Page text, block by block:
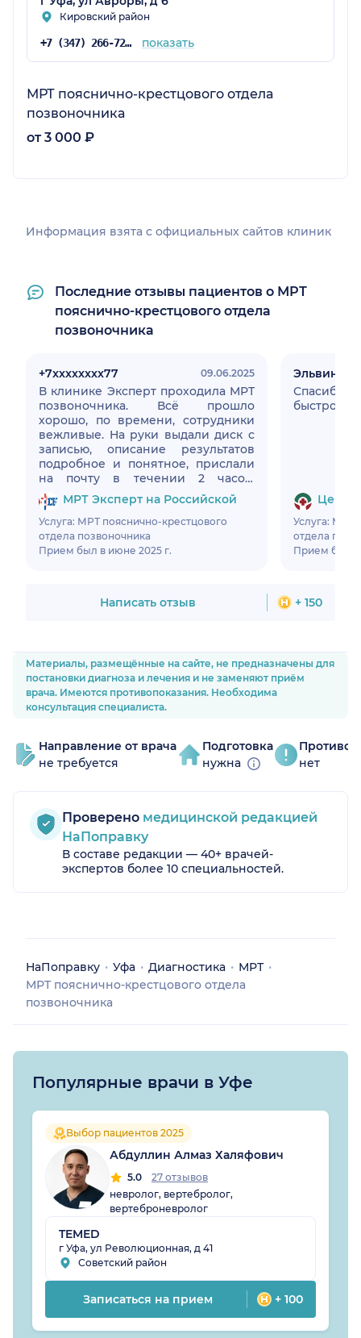
Кировский район
+7 (347) 266-72-77 показать
МРТ пояснично-крестцового отдела
позвоночника
от 3 000 ₽
Информация взята c официальных сайтов клиник
Последние отзывы пациентов о МРТ
пояснично-крестцового отдела
позвоночника
+7xxxxxxxx77 09.06.2025
В клинике Эксперт проходила МРТ
позвоночника. Всё прошло
хорошо, по времени, сотрудники
вежливые. На руки выдали диск с
записью, описание результатов
подробное и понятное, прислали
на почту в течении 2 часов.
Клинику рекомендую.
МРТ Эксперт на Российской
Услуга: МРТ пояснично-крестцового
отдела позвоночника
Прием был в июне 2025 г.
Эльвина
Спасибо
быстро и
Центр
Услуга: МРТ
отдела
Прием был в
Написать отзыв + 150
Материалы, размещённые на сайте, не предназначены для
постановки диагноза и лечения и не заменяют приём
врача. Имеются противопоказания. Необходима
консультация специалиста.
Направление от врача
не требуется
Подготовка
нужна
нет
Проверено медицинской редакцией
НаПоправку
В составе редакции — 40+ врачей-
экспертов более 10 специальностей.
НаПоправку Уфа Диагностика
МРТ
МРТ пояснично-крестцового отдела
позвоночника
Популярные врачи в Уфе
Выбор пациентов 2025
Абдуллин Алмаз Халяфович
5.0
27 отзывов
невролог, вертебролог,
вертеброневролог
TEMED
г Уфа, ул Революционная, д 41
Советский район
Записаться на прием + 100